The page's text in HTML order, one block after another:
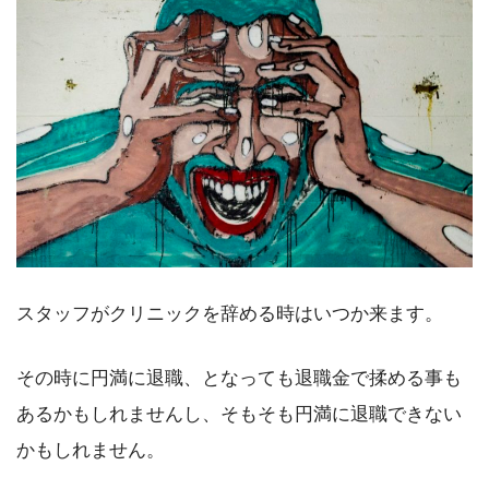
スタッフがクリニックを辞める時はいつか来ます。
その時に円満に退職、となっても退職金で揉める事も
あるかもしれませんし、そもそも円満に退職できない
かもしれません。